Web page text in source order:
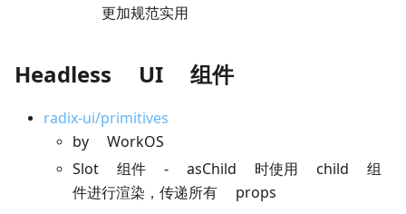
更加规范实用
Headless UI 组件
radix-ui/primitives
by WorkOS
Slot 组件 - asChild 时使用 child 组
件进行渲染，传递所有 props